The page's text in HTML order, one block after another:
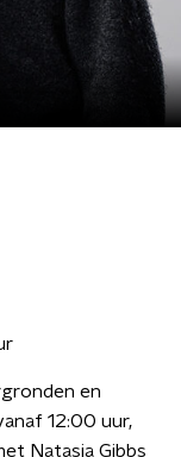
en
12:00 uur,
Natasja Gibbs